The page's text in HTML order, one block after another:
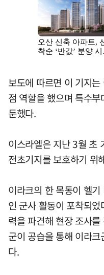
보도에 따르면 이 기지
점 역할을 했으며 특수
둔했다.
이스라엘은 지난 3월 초
전초기지를 보호하기 위
이라크의 한 목동이 헬
인 군사 활동이 포착되
력을 파견해 현장 조사
군이 공습을 통해 이라
다.